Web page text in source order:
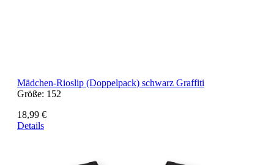
Mädchen-Rioslip (Doppelpack) schwarz Graffiti
Größe: 152
18,99 €
Details